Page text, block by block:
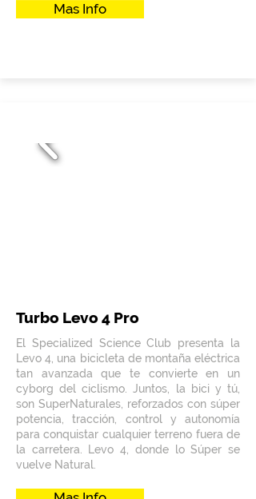
Mas Info
Turbo Levo 4 Pro
El Specialized Science Club presenta la
Levo 4, una bicicleta de montaña eléctrica
tan avanzada que te convierte en un
cyborg del ciclismo. Juntos, la bici y tú,
son SuperNaturales, reforzados con súper
potencia, tracción, control y autonomía
para conquistar cualquier terreno fuera de
la carretera. Levo 4, donde lo Súper se
vuelve Natural.